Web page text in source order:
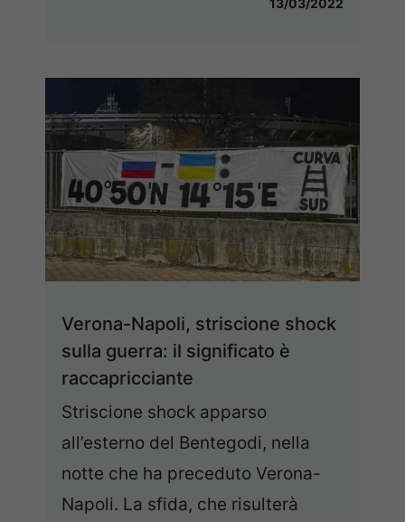
Verona-Napoli, striscione shock
sulla guerra: il significato è
raccapricciante
Striscione shock apparso
all’esterno del Bentegodi, nella
notte che ha preceduto Verona-
Napoli. La sfida, che risulterà